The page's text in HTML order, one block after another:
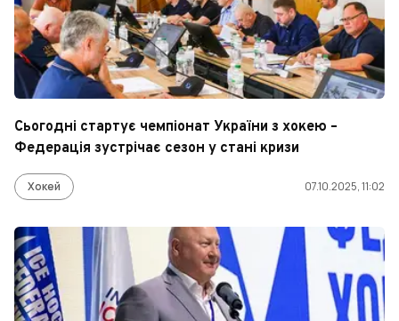
Сьогодні стартує чемпіонат України з хокею –
Федерація зустрічає сезон у стані кризи
Хокей 07.10.2025, 11:02